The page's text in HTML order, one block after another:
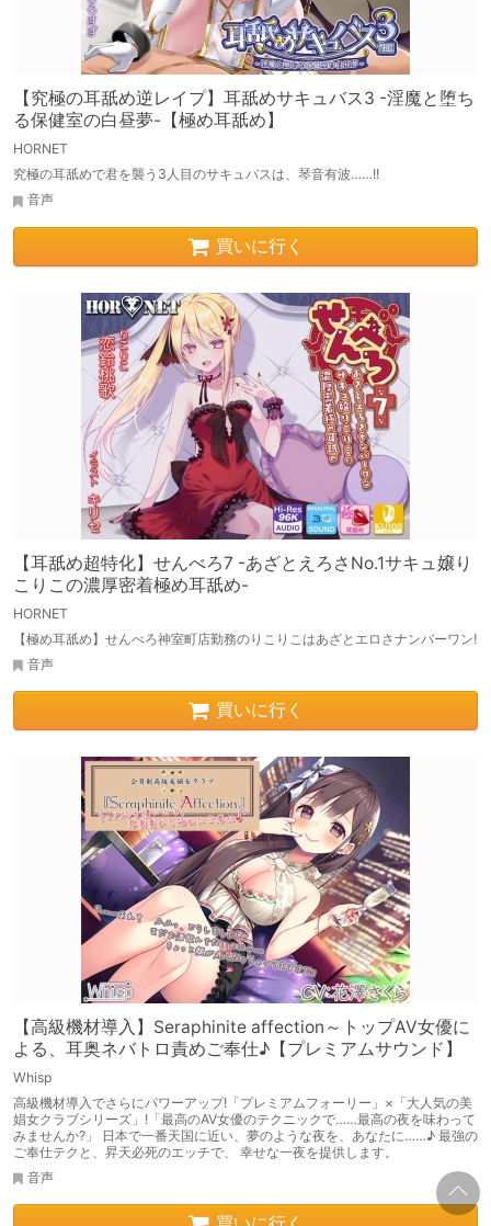
【究極の耳舐め逆レイプ】耳舐めサキュバス3 -淫魔と堕ち
る保健室の白昼夢-【極め耳舐め】
HORNET
究極の耳舐めで君を襲う3人目のサキュバスは、琴音有波……!!
音声
買いに行く
【耳舐め超特化】せんべろ7 -あざとえろさNo.1サキュ嬢り
こりこの濃厚密着極め耳舐め-
HORNET
【極め耳舐め】せんべろ神室町店勤務のりこりこはあざとエロさナンバーワン!
音声
買いに行く
【高級機材導入】Seraphinite affection～トップAV女優に
よる、耳奥ネバトロ責めご奉仕♪【プレミアムサウンド】
Whisp
高級機材導入でさらにパワーアップ!「プレミアムフォーリー」×「大人気の美
娼女クラブシリーズ」!「最高のAV女優のテクニックで……最高の夜を味わって
みませんか?」 日本で一番天国に近い、夢のような夜を、あなたに……♪ 最強の
ご奉仕テクと、昇天必死のエッチで、 幸せな一夜を提供します。
音声